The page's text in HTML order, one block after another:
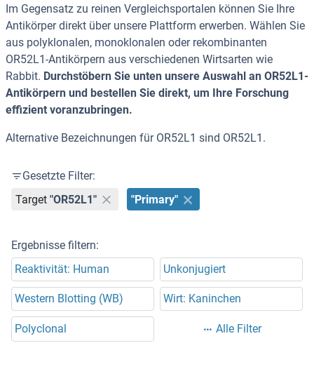
Im Gegensatz zu reinen Vergleichsportalen können Sie Ihre
Antikörper direkt über unsere Plattform erwerben. Wählen Sie
aus polyklonalen, monoklonalen oder rekombinanten
OR52L1-Antikörpern aus verschiedenen Wirtsarten wie
Rabbit. Durchstöbern Sie unten unsere Auswahl an OR52L1-
Antikörpern und bestellen Sie direkt, um Ihre Forschung
effizient voranzubringen.
Alternative Bezeichnungen für OR52L1 sind OR52L1.
Gesetzte Filter:
Target "OR52L1" "Primary"
Ergebnisse filtern:
Reaktivität: Human
Unkonjugiert
Western Blotting (WB) Wirt: Kaninchen
Polyclonal Alle Filter